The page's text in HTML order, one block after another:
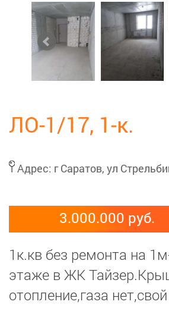
ЛО-1/17, 1-к.
Адрес: г Саратов, ул
3.000.000 руб.
1к.кв без ремонта на
этаже в ЖК
отопление,газа